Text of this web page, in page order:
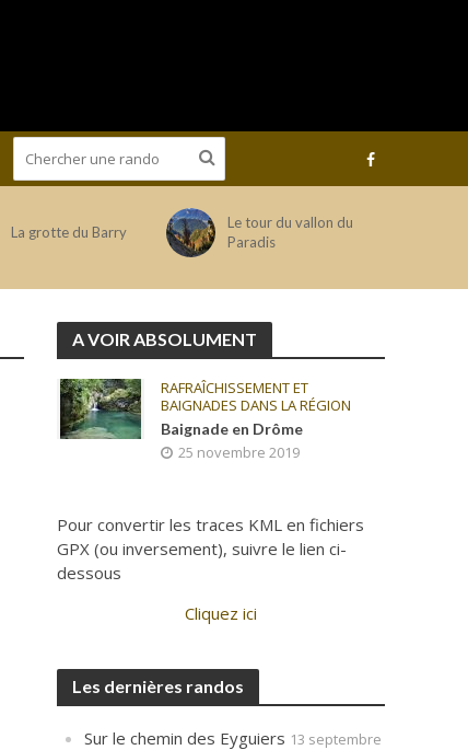
La grotte du Barry
Le tour du vallon du
Paradis
A VOIR ABSOLUMENT
RAFRAÎCHISSEMENT ET
BAIGNADES DANS LA RÉGION
Baignade en Drôme
25 novembre 2019
Pour convertir les traces KML en fichiers
GPX (ou inversement), suivre le lien ci-
dessous
Cliquez ici
Les dernières randos
Sur le chemin des Eyguiers 13 septembre